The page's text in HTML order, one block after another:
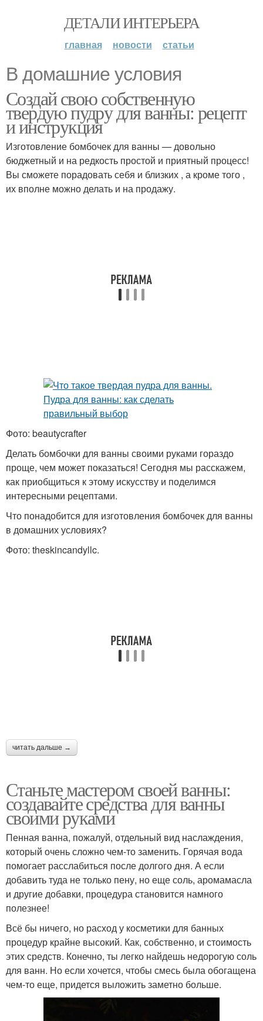
ДЕТАЛИ ИНТЕРЬЕРА
главная новости статьи
В домашние условия
Создай свою собственную
твердую пудру для ванны: рецепт
и инструкция
Изготовление бомбочек для ванны — довольно
бюджетный и на редкость простой и приятный процесс!
Вы сможете порадовать себя и близких , а кроме того ,
их вполне можно делать и на продажу.
Фото: beautycrafter
Делать бомбочки для ванны своими руками гораздо
проще, чем может показаться! Сегодня мы расскажем,
как приобщиться к этому искусству и поделимся
интересными рецептами.
Что понадобится для изготовления бомбочек для ванны
в домашних условиях?
Фото: theskincandyllc.
читать дальше →
Станьте мастером своей ванны:
создавайте средства для ванны
своими руками
Пенная ванна, пожалуй, отдельный вид наслаждения,
который очень сложно чем-то заменить. Горячая вода
помогает расслабиться после долгого дня. А если
добавить туда не только пену, но еще соль, аромамасла
и другие добавки, процедура становится намного
полезнее!
Всё бы ничего, но расход у косметики для банных
процедур крайне высокий. Как, собственно, и стоимость
этих средств. Конечно, ты легко найдешь недорогую соль
для ванн. Но если хочется, чтобы смесь была обогащена
чем-то еще, придется выложить заметно больше.